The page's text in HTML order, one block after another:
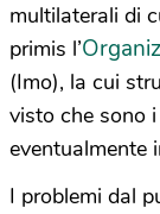
multilaterali di
primis l’
(Imo), la cui
visto che sono
eventualmente
I problemi dal